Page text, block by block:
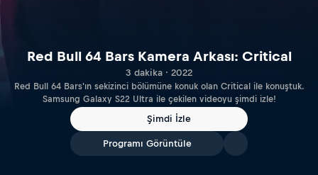
Red Bull 64 Bars Kamera Arkası: Critical
3 dakika · 2022
Red Bull 64 Bars'ın sekizinci bölümüne konuk olan Critical ile konuştuk.
Samsung Galaxy S22 Ultra ile çekilen videoyu şimdi izle!
Şimdi İzle
Programı Görüntüle